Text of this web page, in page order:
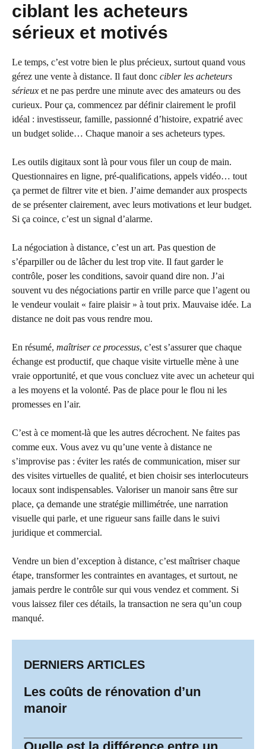
ciblant les acheteurs
sérieux et motivés
Le temps, c’est votre bien le plus précieux, surtout quand vous
gérez une vente à distance. Il faut donc cibler les acheteurs
sérieux et ne pas perdre une minute avec des amateurs ou des
curieux. Pour ça, commencez par définir clairement le profil
idéal : investisseur, famille, passionné d’histoire, expatrié avec
un budget solide… Chaque manoir a ses acheteurs types.
Les outils digitaux sont là pour vous filer un coup de main.
Questionnaires en ligne, pré-qualifications, appels vidéo… tout
ça permet de filtrer vite et bien. J’aime demander aux prospects
de se présenter clairement, avec leurs motivations et leur budget.
Si ça coince, c’est un signal d’alarme.
La négociation à distance, c’est un art. Pas question de
s’éparpiller ou de lâcher du lest trop vite. Il faut garder le
contrôle, poser les conditions, savoir quand dire non. J’ai
souvent vu des négociations partir en vrille parce que l’agent ou
le vendeur voulait « faire plaisir » à tout prix. Mauvaise idée. La
distance ne doit pas vous rendre mou.
En résumé, maîtriser ce processus, c’est s’assurer que chaque
échange est productif, que chaque visite virtuelle mène à une
vraie opportunité, et que vous concluez vite avec un acheteur qui
a les moyens et la volonté. Pas de place pour le flou ni les
promesses en l’air.
C’est à ce moment-là que les autres décrochent. Ne faites pas
comme eux. Vous avez vu qu’une vente à distance ne
s’improvise pas : éviter les ratés de communication, miser sur
des visites virtuelles de qualité, et bien choisir ses interlocuteurs
locaux sont indispensables. Valoriser un manoir sans être sur
place, ça demande une stratégie millimétrée, une narration
visuelle qui parle, et une rigueur sans faille dans le suivi
juridique et commercial.
Vendre un bien d’exception à distance, c’est maîtriser chaque
étape, transformer les contraintes en avantages, et surtout, ne
jamais perdre le contrôle sur qui vous vendez et comment. Si
vous laissez filer ces détails, la transaction ne sera qu’un coup
manqué.
DERNIERS ARTICLES
Les coûts de rénovation d’un
manoir